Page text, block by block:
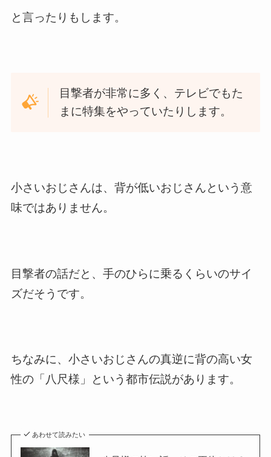
と言ったりもします。
目撃者が非常に多く、テレビでもた
まに特集をやっていたりします。
小さいおじさんは、背が低いおじさんという意
味ではありません。
目撃者の話だと、手のひらに乗るくらいのサイ
ズだそうです。
ちなみに、小さいおじさんの真逆に背の高い女
性の「八尺様」という都市伝説があります。
あわせて読みたい